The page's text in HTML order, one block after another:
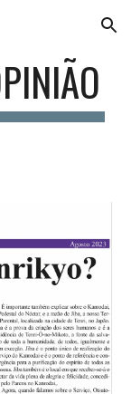
Skip to navigation